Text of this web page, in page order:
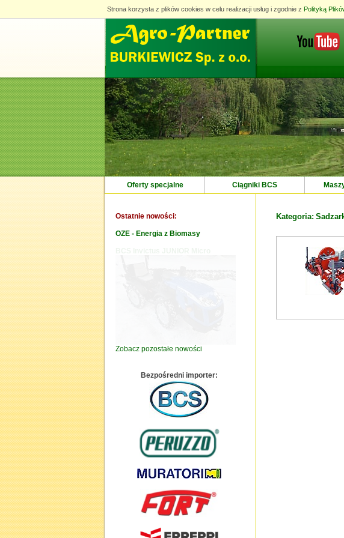
Oferty specjalne Ciągniki BCS
Ostatnie nowości:
OZE - Energia z Biomasy
706 PowerSafe
Maszyna EcoBeach do
Zobacz pozostałe nowości
Bezpośredni importer:
Kategoria:
Strona korzysta z plików cookies w celu realizacji usług i zgodnie z Polityką
Strona korzysta z plików cookies w celu realizacji usług i zgodnie z Polityką